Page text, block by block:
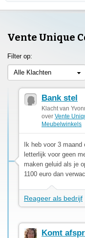
Vente Unique
Filter op:
Alle Klachten
Bank stel
Klacht van
over Vente
Meubelwinkels
Ik heb voor 3
letterlijk voor geen
maken geluid als je
1100 euro dan
Reageer als bedrijf
Komt